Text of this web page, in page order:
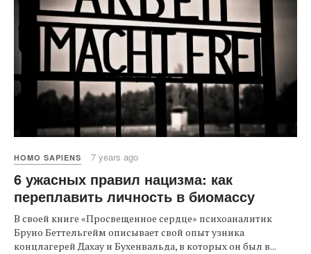
HOMO SAPIENS 7 years ago
6 ужасных правил нацизма: как
переплавить личность в биомассу
В своей книге «Просвещенное сердце» психоаналитик
Бруно Беттельгейм описывает свой опыт узника
концлагерей Дахау и Бухенвальда, в которых он был в...